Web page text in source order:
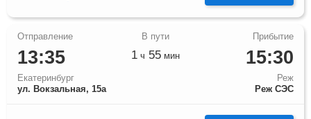
13:35
Екатеринбург
ул. Вокзальная, 15а
15:30
Реж
Реж СЭС
1 ч 55 мин